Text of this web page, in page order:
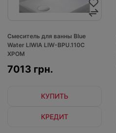
Смеситель для ванны Blue
Water LIWIA LIW-BPU.110C
ХРОМ
7013 грн.
КУПИТЬ
КРЕДИТ